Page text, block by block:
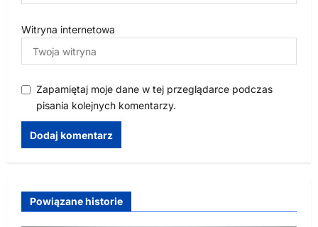
Witryna internetowa
Zapamiętaj moje dane w tej przeglądarce podczas
pisania kolejnych komentarzy.
Powiązane historie